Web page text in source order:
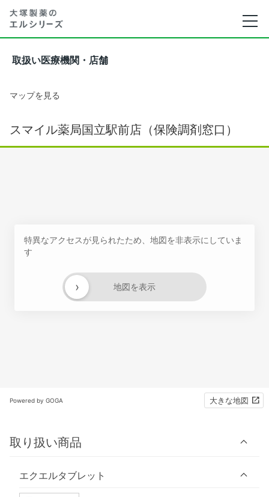
取扱い医療機関・店舗
マップを見る
スマイル薬局国立駅前店（保険調剤窓口）
特異なアクセスが見られたため、地図を非表示にしていま
す
地図を表示
›
Powered by GOGA 大きな地図
取り扱い商品
エクエルタブレット